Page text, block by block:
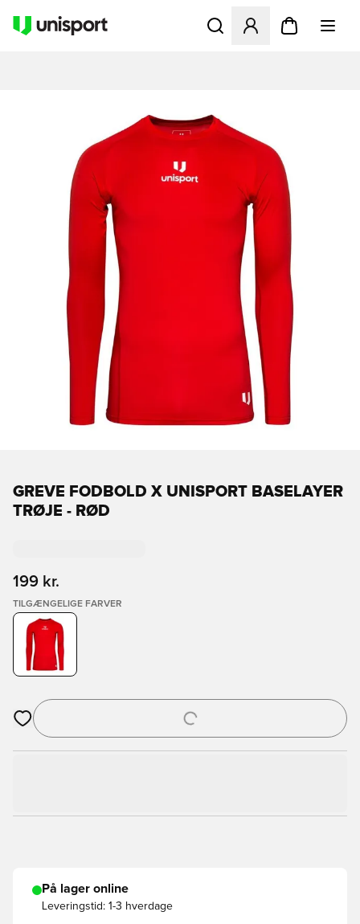
Åbner en Modal til at
GREVE FODBOLD X UNISPORT BASELAYER
TRØJE - RØD
199 kr.
TILGÆNGELIGE FARVER
Åbner en Modal til at logge ind eller tilmelde dig som medlem
På lager online
Leveringstid: 1-3 hverdage